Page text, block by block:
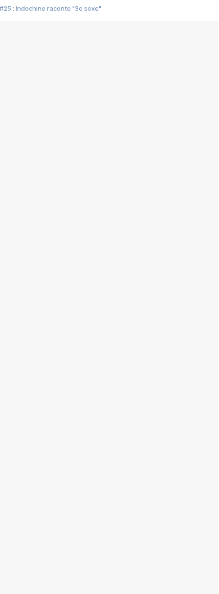
#25 : Indochine raconte "3e sexe"